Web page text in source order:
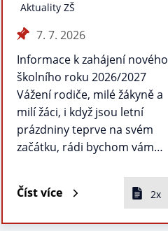
Aktuality ZŠ
7. 7. 2026
Informace k zahájení nového
školního roku 2026/2027
Vážení rodiče, milé žákyně a
milí žáci, i když jsou letní
prázdniny teprve na svém
začátku, rádi bychom vám…
Číst více 2x